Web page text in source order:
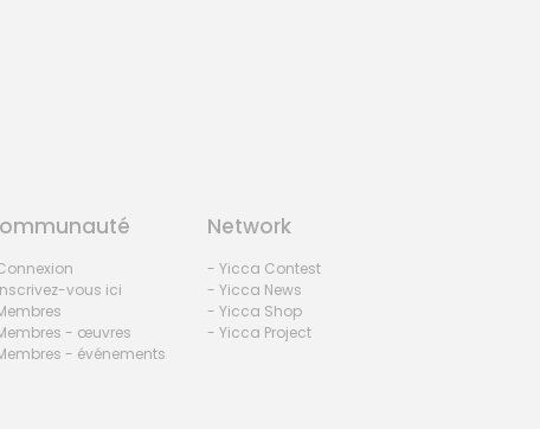
vous ici
- œuvres
- événements
Network
- Yicca Contest
- Yicca News
- Yicca Shop
- Yicca Project